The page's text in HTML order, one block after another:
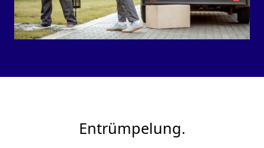
Entrümpelung.